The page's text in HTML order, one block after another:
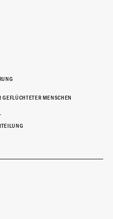
GEFLÜCHTETER MENSCHEN